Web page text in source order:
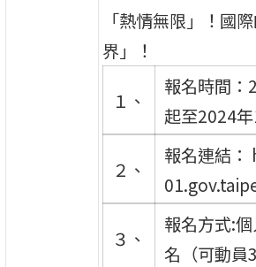
「熱情無限」！國
界」！
１、
報名時間：
起至2024
２、
報名連結
３、
報名方式:
名（可動員